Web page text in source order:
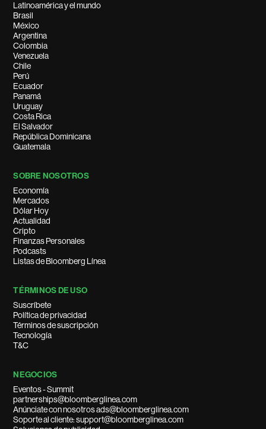
Latinoamérica y el mundo
Brasil
México
Argentina
Colombia
Venezuela
Chile
Perú
Ecuador
Panamá
Uruguay
Costa Rica
El Salvador
República Dominicana
Guatemala
SOBRE NOSOTROS
Economía
Mercados
Dólar Hoy
Actualidad
Cripto
Finanzas Personales
Podcasts
Listas de Bloomberg Línea
TÉRMINOS DE USO
Suscríbete
Política de privacidad
Términos de suscripción
Tecnología
T&C
NEGOCIOS
Eventos - Summit
partnerships@bloomberglinea.com
Anúnciate con nosotros ads@bloomberglinea.com
Soporte al cliente: support@bloomberglinea.com